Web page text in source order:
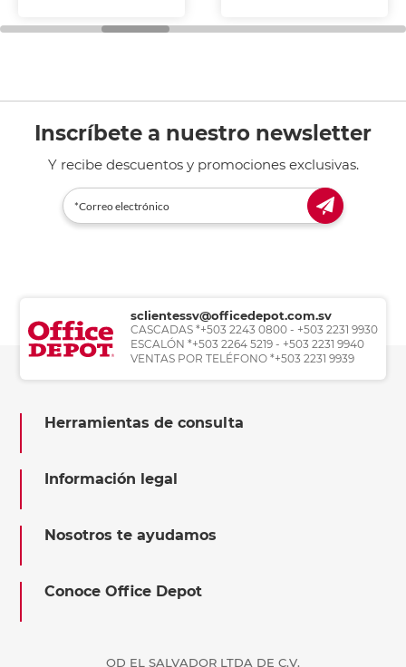
Inscríbete a nuestro newsletter
Y recibe descuentos y promociones exclusivas.
sclientessv@officedepot.com.sv
CASCADAS *+503 2243 0800 - +503 2231 9930
ESCALÓN *+503 2264 5219 - +503 2231 9940
VENTAS POR TELÉFONO *+503 2231 9939
Herramientas de consulta
Información legal
Nosotros te ayudamos
Conoce Office Depot
OD EL SALVADOR LTDA DE C.V.